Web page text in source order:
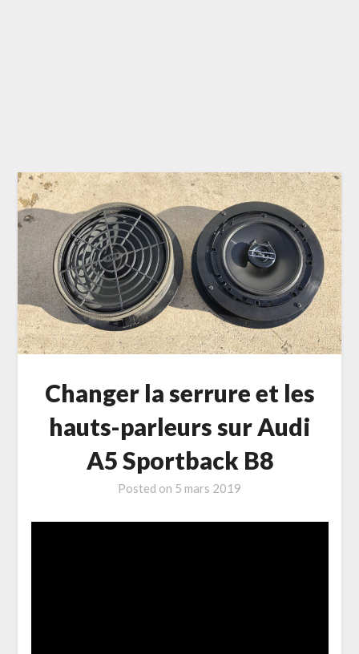
Changer la serrure et les
hauts-parleurs sur Audi
A5 Sportback B8
Posted on 5 mars 2019